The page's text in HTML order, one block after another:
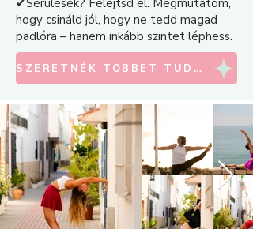
✔Sérülések? Felejtsd el. Megmutatom,
hogy csináld jól, hogy ne tedd magad
padlóra – hanem inkább szintet léphess.
SZERETNÉK TÖBBET TUDNI